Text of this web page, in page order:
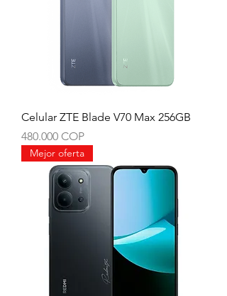
Celular ZTE Blade V70 Max 256GB
Precio
480.000 COP
Mejor oferta